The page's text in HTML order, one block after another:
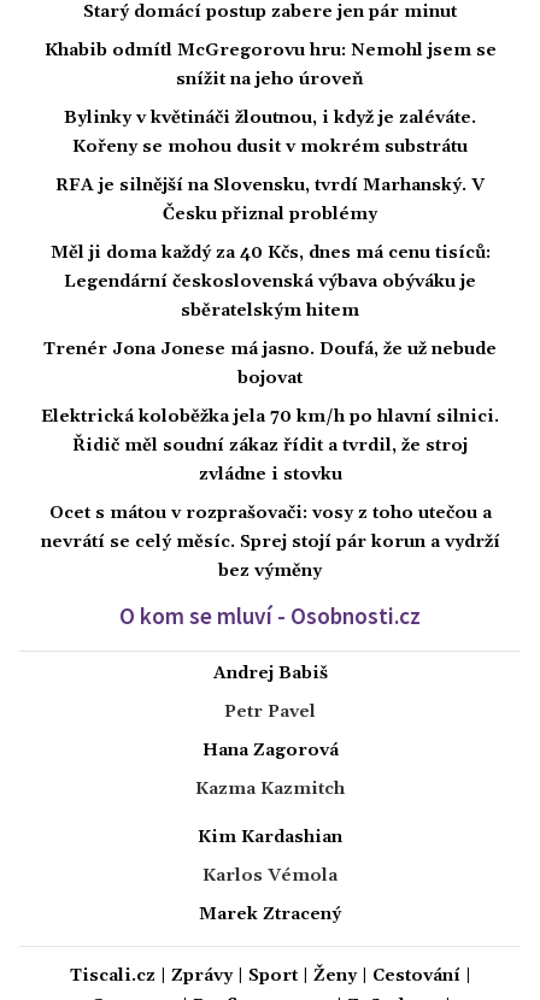
Starý domácí postup zabere jen pár minut
Khabib odmítl McGregorovu hru: Nemohl jsem se
snížit na jeho úroveň
Bylinky v květináči žloutnou, i když je zaléváte.
Kořeny se mohou dusit v mokrém substrátu
RFA je silnější na Slovensku, tvrdí Marhanský. V
Česku přiznal problémy
Měl ji doma každý za 40 Kčs, dnes má cenu tisíců:
Legendární československá výbava obýváku je
sběratelským hitem
Trenér Jona Jonese má jasno. Doufá, že už nebude
bojovat
Elektrická koloběžka jela 70 km/h po hlavní silnici.
Řidič měl soudní zákaz řídit a tvrdil, že stroj
zvládne i stovku
Ocet s mátou v rozprašovači: vosy z toho utečou a
nevrátí se celý měsíc. Sprej stojí pár korun a vydrží
bez výměny
O kom se mluví - Osobnosti.cz
Andrej Babiš
Petr Pavel
Hana Zagorová
Kazma Kazmitch
Kim Kardashian
Karlos Vémola
Marek Ztracený
Tiscali.cz Zprávy| Sport| Ženy| Cestování|